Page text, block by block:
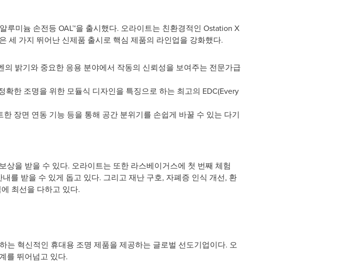
미늄 손전등 OAL™을 출시했다. 오라이트는 친환경적인 Ostation X
세 가지 뛰어난 신제품 출시로 핵심 제품의 라인업을 강화했다.
밝기와 중요한 응용 분야에서 작동의 신뢰성을 보여주는 전문가급
한 조명을 위한 모듈식 디자인을 특징으로 하는 최고의 EDC(Every
장면 연동 기능 등을 통해 공간 분위기를 손쉽게 바꿀 수 있는 다기
을 받을 수 있다. 오라이트는 또한 라스베이거스에 첫 번째 체험
를 받을 수 있게 돕고 있다. 그리고 재난 구호, 자폐증 인식 개선, 환
최선을 다하고 있다.
혁신적인 휴대용 조명 제품을 제공하는 글로벌 선도기업이다. 오
를 뛰어넘고 있다.